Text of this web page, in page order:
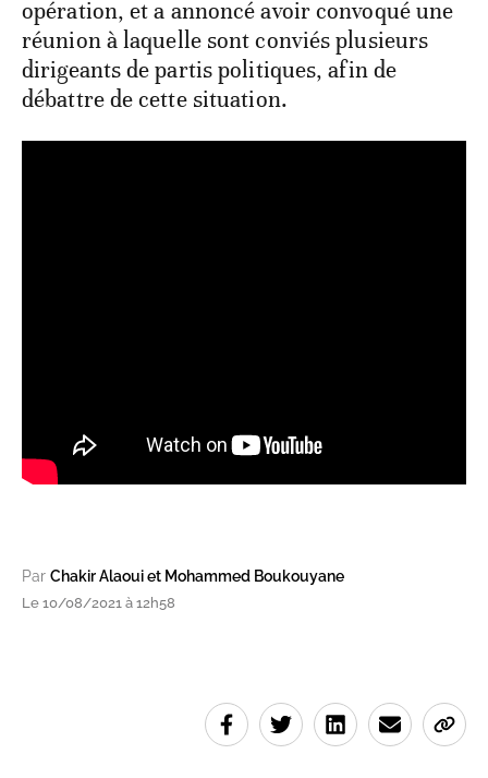
opération, et a annoncé avoir convoqué une
réunion à laquelle sont conviés plusieurs
dirigeants de partis politiques, afin de
débattre de cette situation.
Par Chakir Alaoui et Mohammed Boukouyane
Le 10/08/2021 à 12h58